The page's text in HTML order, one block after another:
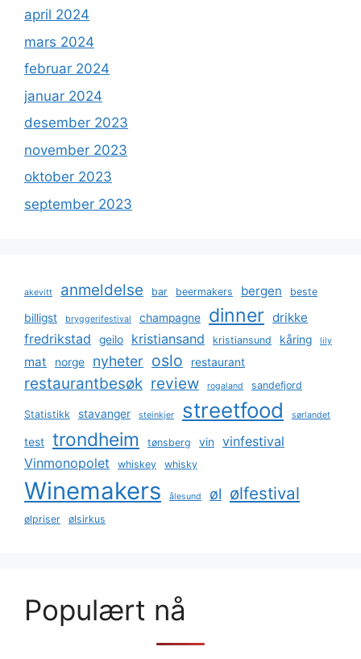
april 2024
mars 2024
februar 2024
januar 2024
desember 2023
november 2023
oktober 2023
september 2023
akevitt anmeldelse bar beermakers bergen beste
billigst bryggerifestival champagne dinner drikke
fredrikstad geilo kristiansand kristiansund kåring lily
mat norge nyheter oslo restaurant
restaurantbesøk review rogaland sandefjord
Statistikk stavanger steinkjer streetfood sørlandet
test trondheim tønsberg vin
vinfestival
Vinmonopolet
whiskey whisky
Winemakers ålesund øl ølfestival
ølpriser ølsirkus
Populært nå